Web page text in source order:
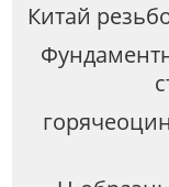
Китай